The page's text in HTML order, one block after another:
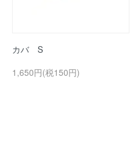
カバ S
1,650円(税150円)